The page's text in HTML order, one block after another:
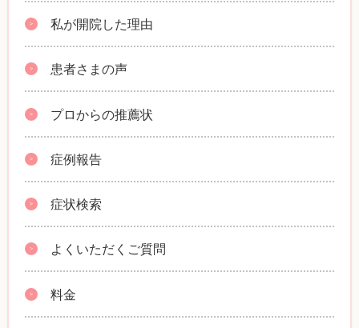
私が開院した理由
患者さまの声
プロからの推薦状
症例報告
症状検索
よくいただくご質問
料金